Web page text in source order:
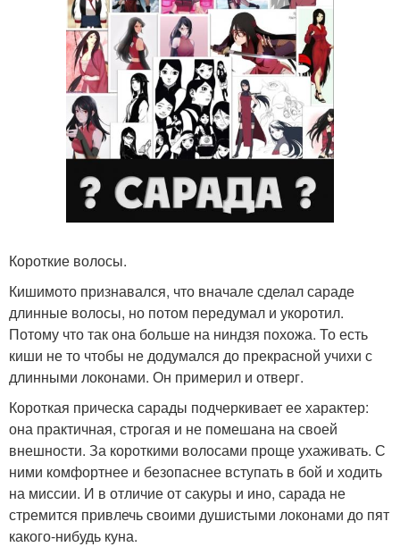
Короткие волосы.
Кишимото признавался, что вначале сделал сараде
длинные волосы, но потом передумал и укоротил.
Потому что так она больше на ниндзя похожа. То есть
киши не то чтобы не додумался до прекрасной учихи с
длинными локонами. Он примерил и отверг.
Короткая прическа сарады подчеркивает ее характер:
она практичная, строгая и не помешана на своей
внешности. За короткими волосами проще ухаживать. С
ними комфортнее и безопаснее вступать в бой и ходить
на миссии. И в отличие от сакуры и ино, сарада не
стремится привлечь своими душистыми локонами до пят
какого-нибудь куна.